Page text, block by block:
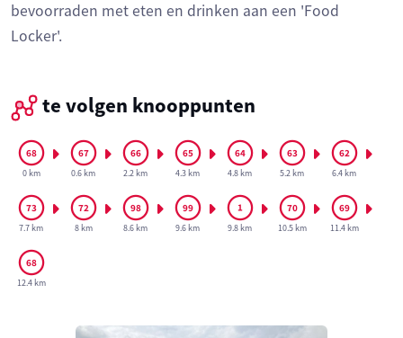
bevoorraden met eten en drinken aan een 'Food
Locker'.
te volgen knooppunten
0 km 0.6 km 2.2 km 4.3 km 4.8 km 5.2 km 6.4 km
7.7 km 8 km 8.6 km 9.6 km 9.8 km 10.5 km 11.4 km
12.4 km